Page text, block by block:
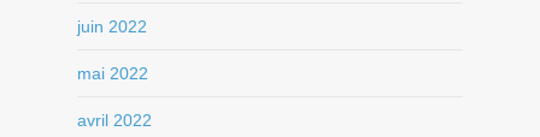
juin 2022
mai 2022
avril 2022